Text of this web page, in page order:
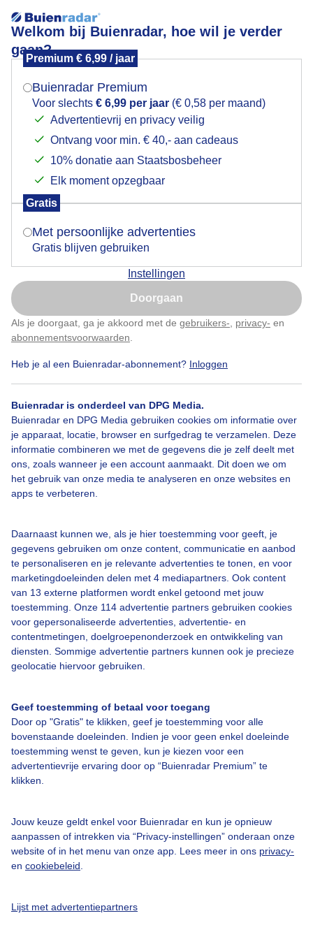
Welkom bij Buienradar, hoe wil je verder
gaan?
Premium € 6,99 / jaar
Buienradar Premium
Voor slechts € 6,99 per jaar (€ 0,58 per maand)
Advertentievrij en privacy veilig
Ontvang voor min. € 40,- aan cadeaus
10% donatie aan Staatsbosbeheer
Elk moment opzegbaar
Gratis
Met persoonlijke advertenties
Gratis blijven gebruiken
Instellingen
Doorgaan
Als je doorgaat, ga je akkoord met de gebruikers- privacy- en
abonnementsvoorwaarden
Heb je al een Buienradar-abonnement? Inloggen
Buienradar is onderdeel van DPG Media.
Buienradar en DPG Media gebruiken cookies om informatie over
je apparaat, locatie, browser en surfgedrag te verzamelen. Deze
informatie combineren we met de gegevens die je zelf deelt met
ons, zoals wanneer je een account aanmaakt. Dit doen we om
het gebruik van onze media te analyseren en onze websites en
apps te verbeteren.
Daarnaast kunnen we, als je hier toestemming voor geeft, je
gegevens gebruiken om onze content, communicatie en aanbod
te personaliseren en je relevante advertenties te tonen, en voor
marketingdoeleinden delen met 4 mediapartners. Ook content
van 13 externe platformen wordt enkel getoond met jouw
toestemming. Onze 114 advertentie partners gebruiken cookies
voor gepersonaliseerde advertenties, advertentie- en
contentmetingen, doelgroepenonderzoek en ontwikkeling van
diensten. Sommige advertentie partners kunnen ook je precieze
geolocatie hiervoor gebruiken.
Geef toestemming of betaal voor toegang
Door op "Gratis" te klikken, geef je toestemming voor alle
bovenstaande doeleinden. Indien je voor geen enkel doeleinde
toestemming wenst te geven, kun je kiezen voor een
advertentievrije ervaring door op “Buienradar Premium” te
klikken.
Jouw keuze geldt enkel voor Buienradar en kun je opnieuw
aanpassen of intrekken via “Privacy-instellingen” onderaan onze
website of in het menu van onze app. Lees meer in ons privacy-
en cookiebeleid
Lijst met advertentiepartners
Strakblauw
Vanochtend begon met strakblauwe lucht boven het
Gasselterveld, een azuurblauw meertje bij Gasselte
Later verschenen er wat wolkjes wat weer welkome
schaduw opleverde
Door: Dyonice Huntink Gemaakt: 22-05-2026, 97x bekeken
#strakblauw #helder #zon
Bekijk slideshow
Een moment geduld aub...
Bedrijfsgegevens
Veelgestelde vragen
Contact
Gebruikersvoorwaarden
Adverteren
Privacy beleid
Mogen we je locatie gebruiken voor het
Indien je hier nog geen akkoord op hebt gegeven,
verschijnt er zo een pop-up uit je browser waarin
Is goed, toon de popup
Nu niet, misschien later
Klik hierom dit aan te passen